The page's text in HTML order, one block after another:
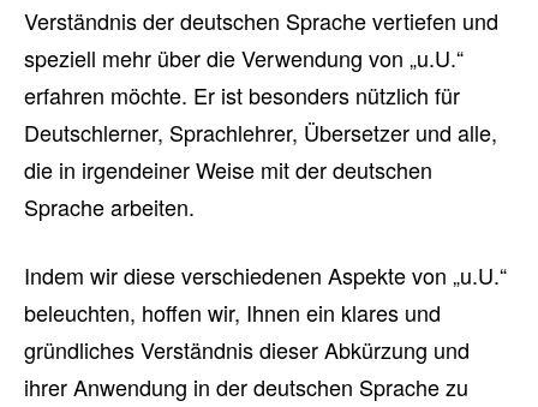
Verständnis der deutschen Sprache vertiefen und
speziell mehr über die Verwendung von „u.U.“
erfahren möchte. Er ist besonders nützlich für
Deutschlerner, Sprachlehrer, Übersetzer und alle,
die in irgendeiner Weise mit der deutschen
Sprache arbeiten.
Indem wir diese verschiedenen Aspekte von „u.U.“
beleuchten, hoffen wir, Ihnen ein klares und
gründliches Verständnis dieser Abkürzung und
ihrer Anwendung in der deutschen Sprache zu